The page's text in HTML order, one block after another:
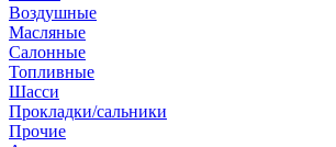
Воздушные
Масляные
Салонные
Топливные
Шасси
Прокладки/сальники
Прочие